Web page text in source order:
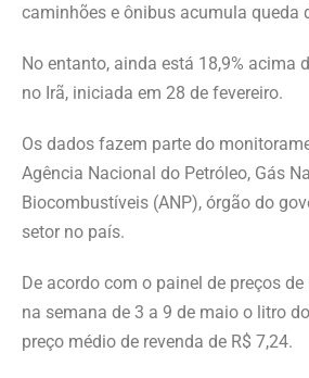
caminhões e ônibus acumula queda
No entanto, ainda está 18,9% acima
no Irã, iniciada em 28 de fevereiro.
Os dados fazem parte do
Agência Nacional do Petróleo, Gás
Biocombustíveis (ANP), órgão do
setor no país.
De acordo com o painel de preços
na semana de 3 a 9 de maio o litro
preço médio de revenda de R$ 7,24.